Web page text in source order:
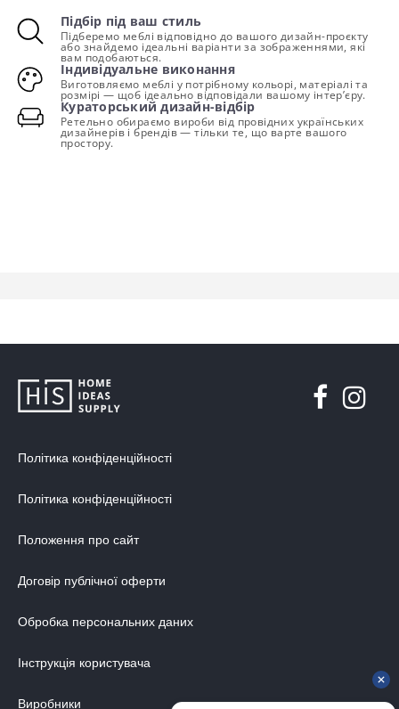
Підбір під ваш стиль
Підберемо меблі відповідно до вашого дизайн-проєкту
або знайдемо ідеальні варіанти за зображеннями, які
вам подобаються.
Індивідуальне виконання
Виготовляємо меблі у потрібному кольорі, матеріалі та
розмірі — щоб ідеально відповідали вашому інтер’єру.
Кураторський дизайн-відбір
Ретельно обираємо вироби від провідних українських
дизайнерів і брендів — тільки те, що варте вашого
простору.
Політика конфіденційності
Політика конфіденційності
Положення про сайт
Договір публічної оферти
Обробка персональних даних
Інструкція користувача
Виробники